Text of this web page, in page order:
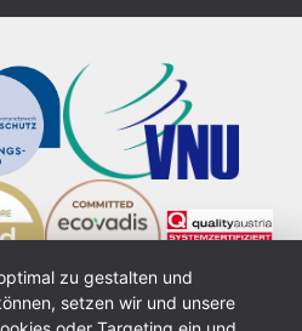
zu gestalten und
setzen wir und unsere